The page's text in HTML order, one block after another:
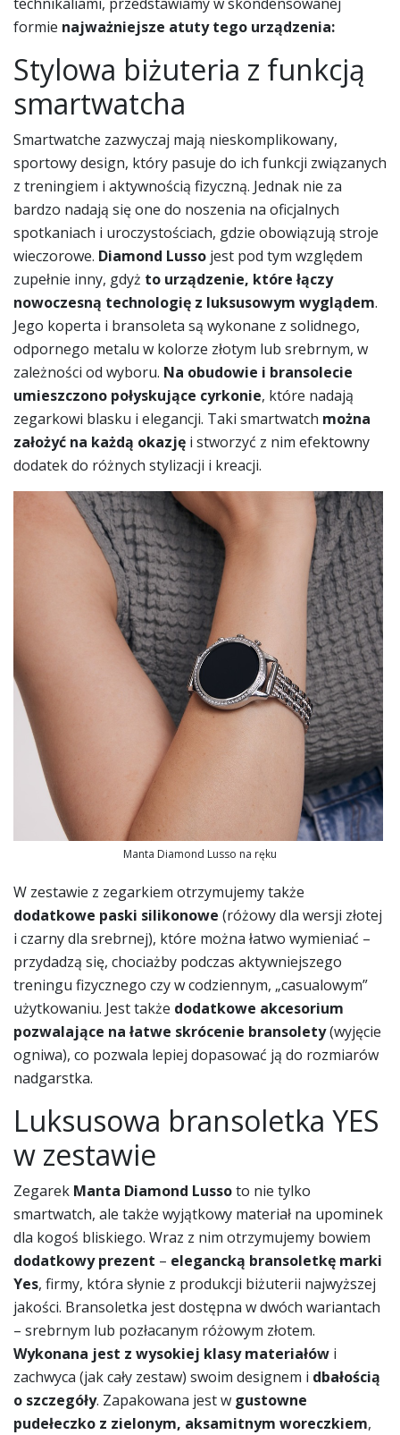
formie najważniejsze atuty tego urządzenia:
Stylowa biżuteria z funkcją
smartwatcha
Smartwatche zazwyczaj mają nieskomplikowany,
sportowy design, który pasuje do ich funkcji związanych
z treningiem i aktywnością fizyczną. Jednak nie za
bardzo nadają się one do noszenia na oficjalnych
spotkaniach i uroczystościach, gdzie obowiązują stroje
wieczorowe. Diamond Lusso jest pod tym względem
zupełnie inny, gdyż to urządzenie, które łączy
nowoczesną technologię z luksusowym wyglądem.
Jego koperta i bransoleta są wykonane z solidnego,
odpornego metalu w kolorze złotym lub srebrnym, w
zależności od wyboru. Na obudowie i bransolecie
umieszczono połyskujące cyrkonie, które nadają
zegarkowi blasku i elegancji. Taki smartwatch można
założyć na każdą okazję i stworzyć z nim efektowny
dodatek do różnych stylizacji i kreacji.
Manta Diamond Lusso na ręku
W zestawie z zegarkiem otrzymujemy także
dodatkowe paski silikonowe (różowy dla wersji złotej
i czarny dla srebrnej), które można łatwo wymieniać –
przydadzą się, chociażby podczas aktywniejszego
treningu fizycznego czy w codziennym, „casualowym”
użytkowaniu. Jest także dodatkowe akcesorium
pozwalające na łatwe skrócenie bransolety(wyjęcie
ogniwa), co pozwala lepiej dopasować ją do rozmiarów
nadgarstka.
Luksusowa bransoletka YES
w zestawie
Zegarek Manta Diamond Lussoto nie tylko
smartwatch, ale także wyjątkowy materiał na upominek
dla kogoś bliskiego. Wraz z nim otrzymujemy bowiem
dodatkowy prezent – elegancką bransoletkę marki
Yes, firmy, która słynie z produkcji biżuterii najwyższej
jakości. Bransoletka jest dostępna w dwóch wariantach
– srebrnym lub pozłacanym różowym złotem.
Wykonana jest z wysokiej klasy materiałów i
zachwyca (jak cały zestaw) swoim designem i dbałością
o szczegóły. Zapakowana jest w gustowne
pudełeczko z zielonym, aksamitnym woreczkiem,